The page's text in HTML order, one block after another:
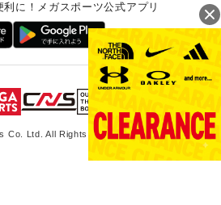
利に！メガスポーツ公式アプリ
Co. Ltd. All Rights Reserved.